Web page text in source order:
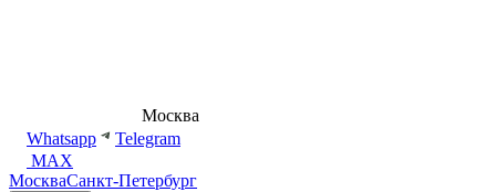
Москва
Whatsapp
Telegram
MAX
МоскваСанкт-Петербург